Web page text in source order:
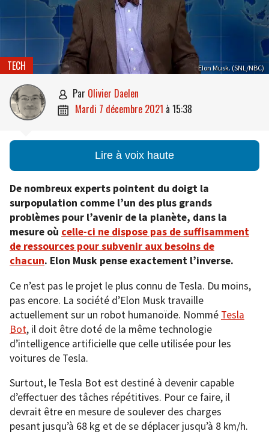
Elon Musk. (SNL/NBC)
TECH
 par Olivier Daelen
 mardi 7 décembre 2021 à 15:38
Lire à voix haute
De nombreux experts pointent du doigt la
surpopulation comme l’un des plus grands
problèmes pour l’avenir de la planète, dans la
mesure où celle-ci ne dispose pas de suffisamment
de ressources pour subvenir aux besoins de
chacun. Elon Musk pense exactement l’inverse.
Ce n’est pas le projet le plus connu de Tesla. Du moins,
pas encore. La société d’Elon Musk travaille
actuellement sur un robot humanoïde. Nommé Tesla
Bot, il doit être doté de la même technologie
d’intelligence artificielle que celle utilisée pour les
voitures de Tesla.
Surtout, le Tesla Bot est destiné à devenir capable
d’effectuer des tâches répétitives. Pour ce faire, il
devrait être en mesure de soulever des charges
pesant jusqu’à 68 kg et de se déplacer jusqu’à 8 km/h.